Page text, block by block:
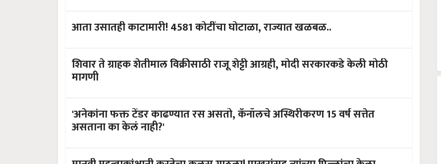
आता उसातही काटामारी! 4581 कोटींचा घोटाळा, राज्यात खळबळ..
शिवार ते ग्राहक शेतीमाल विक्रीसाठी राजू शेट्टी आग्रही, मोदी सरकारकडे केली मोठी
मागणी
'अनेकांना फक्त टेंडर काढण्यात रस असतो, कॅनॉलचे अस्थिरीकरण 15 वर्ष सत्तेत
असताना का केलं नाही?'